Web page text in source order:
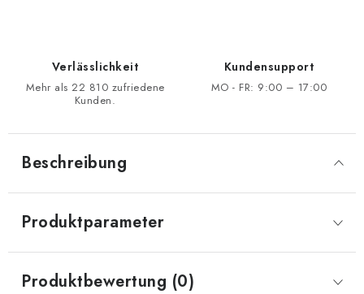
Verlässlichkeit
Mehr als 22 810 zufriedene
Kunden.
Kundensupport
MO - FR: 9:00 – 17:00
Beschreibung
Produktparameter
Produktbewertung (0)